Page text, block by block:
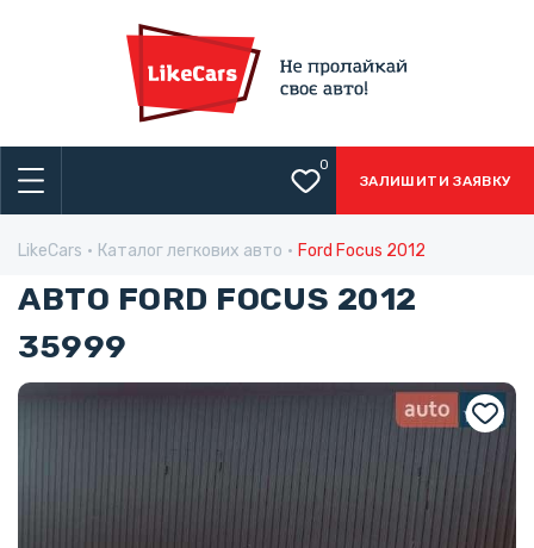
0
ЗАЛИШИТИ ЗАЯВКУ
LikeCars Каталог легкових авто Ford Focus 2012
АВТО FORD FOCUS 2012
35999